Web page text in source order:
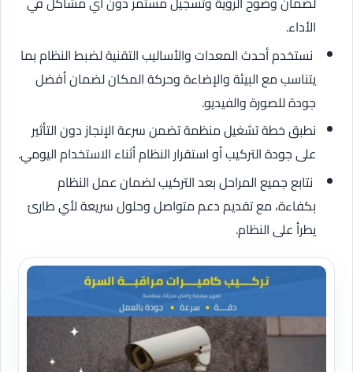
الأداء.
نستخدم أحدث المعدات والأساليب التقنية لضبط النظام بما
يتناسب مع البيئة والإضاءة وحركة المكان لضمان أفضل
جودة للصورة والفيديو.
نطبق خطة تشغيل منظمة تضمن سرعة الإنجاز دون التأثير
على جودة التركيب أو استقرار النظام أثناء الاستخدام اليومي.
نتابع جميع المراحل بعد التركيب لضمان عمل النظام
بكفاءة، مع تقديم دعم متواصل وحلول سريعة لأي طارئ
يطرأ على النظام.